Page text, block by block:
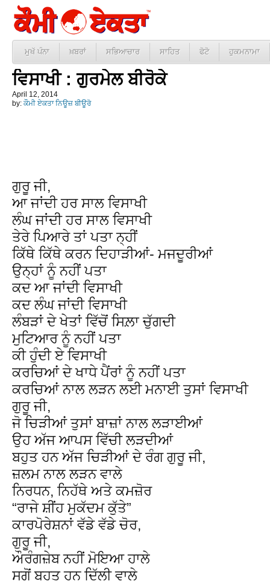
ਮੁਖੱ ਪੰਨਾ ਖ਼ਬਰਾਂ ਸਭਿਆਚਾਰ ਸਾਹਿਤ ਫੋਟੋ ਹੁਕਮਨਾਮਾ
ਵਿਸਾਖੀ : ਗੁਰਮੇਲ ਬੀਰੋਕੇ
April 12, 2014
by: ਕੌਮੀ ਏਕਤਾ ਨਿਊਜ਼ ਬੀਊਰੋ
ਗੁਰੂ ਜੀ,
ਆ ਜਾਂਦੀ ਹਰ ਸਾਲ ਵਿਸਾਖੀ
ਲੰਘ ਜਾਂਦੀ ਹਰ ਸਾਲ ਵਿਸਾਖੀ
ਤੇਰੇ ਪਿਆਰੇ ਤਾਂ ਪਤਾ ਨ੍ਹੀਂ
ਕਿੱਥੇ ਕਿੱਥੇ ਕਰਨ ਦਿਹਾੜੀਆਂ- ਮਜਦੂਰੀਆਂ
ਉਨ੍ਹਾਂ ਨੂੰ ਨਹੀਂ ਪਤਾ
ਕਦ ਆ ਜਾਂਦੀ ਵਿਸਾਖੀ
ਕਦ ਲੰਘ ਜਾਂਦੀ ਵਿਸਾਖੀ
ਲੰਬੜਾਂ ਦੇ ਖੇਤਾਂ ਵਿੱਚੋਂ ਸਿਲ਼ਾ ਚੁੱਗਦੀ
ਮੁਟਿਆਰ ਨੂੰ ਨਹੀਂ ਪਤਾ
ਕੀ ਹੁੰਦੀ ਏ ਵਿਸਾਖੀ
ਕਰਚਿਆਂ ਦੇ ਖਾਧੇ ਪੈਂਰਾਂ ਨੂੰ ਨਹੀਂ ਪਤਾ
ਕਰਚਿਆਂ ਨਾਲ ਲੜਨ ਲਈ ਮਨਾਈ ਤੁਸਾਂ ਵਿਸਾਖੀ
ਗੁਰੂ ਜੀ,
ਜੋ ਚਿੜੀਆਂ ਤੁਸਾਂ ਬਾਜ਼ਾਂ ਨਾਲ ਲੜਾਈਆਂ
ਉਹ ਅੱਜ ਆਪਸ ਵਿੱਚੀ ਲੜਦੀਆਂ
ਬਹੁਤ ਹਨ ਅੱਜ ਚਿੜੀਆਂ ਦੇ ਰੰਗ ਗੁਰੂ ਜੀ,
ਜ਼ਲਮ ਨਾਲ ਲੜਨ ਵਾਲੇ
ਨਿਰਧਨ, ਨਿਹੱਥੇ ਅਤੇ ਕਮਜ਼ੋਰ
“ਰਾਜੇ ਸ਼ੀਂਹ ਮੁਕੱਦਮ ਕੁੱਤੇ”
ਕਾਰਪੋਰੇਸ਼ਨਾਂ ਵੱਡੇ ਵੱਡੇ ਚੋਰ,
ਗੁਰੂ ਜੀ,
ਔਰੰਗਜ਼ੇਬ ਨਹੀਂ ਮੋਇਆ ਹਾਲੇ
ਸਗੋਂ ਬਹੁਤ ਹਨ ਦਿੱਲੀ ਵਾਲੇ